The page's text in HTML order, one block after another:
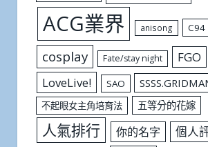
ACG業界 anisong C94
cosplay Fate/stay night FGO
LoveLive! SAO
不起眼女主角培育法 五等分的花嫁
人氣排行 你的名字 個人